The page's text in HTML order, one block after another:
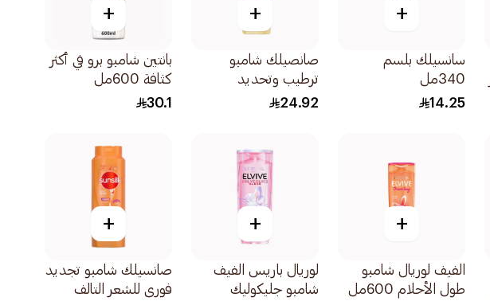
+
سانسيلك بلسم
340مل
14.25
+
صانصيلك شامبو
ترطيب وتحديد
الخصلات المتموجة
24.92
+
بانتين شامبو برو في أكثر
كثافة 600مل
30.1
+
الفيف لوريال شامبو
طول الأحلام 600مل
+
لوريال باريس الفيف
شامبو جليكوليك
+
صانسيلك شامبو تجديد
فوري للشعر التالف